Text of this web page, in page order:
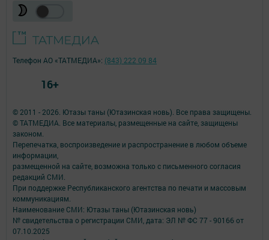
© 2011 - 2026. Ютазы таны (Ютазинская новь). Все права защищены.
© ТАТМЕДИА. Все материалы, размещенные на сайте, защищены
законом.
Перепечатка, воспроизведение и распространение в любом объеме
информации,
размещенной на сайте, возможна только с письменного согласия
редакций СМИ.
При поддержке Республиканского агентства по печати и массовым
коммуникациям.
Наименование СМИ: Ютазы таны (Ютазинская новь)
№ свидетельства о регистрации СМИ, дата: ЭЛ № ФС 77 - 90166 от
07.10.2025
Телефон АО «ТАТМЕДИА»: (843) 222 09 84
16+